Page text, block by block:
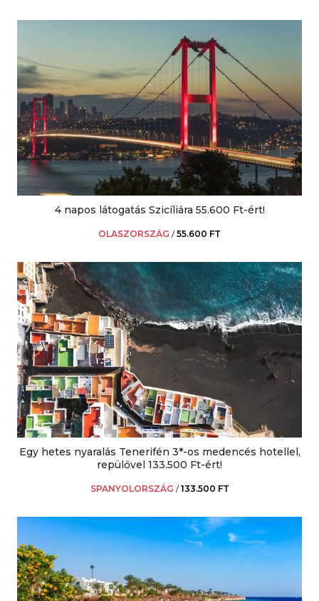
4 napos látogatás Szicíliára 55.600 Ft-ért!
OLASZORSZÁG /55.600 FT
Egy hetes nyaralás Tenerifén 3*-os medencés hotellel,
repülővel 133.500 Ft-ért!
SPANYOLORSZÁG /133.500 FT